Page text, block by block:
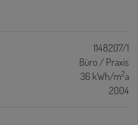
1148207/1
Büro / Praxis
36 kWh/m2a
2004